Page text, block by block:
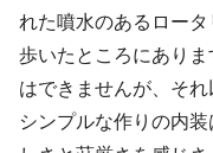
れた噴水のあるロー
歩いたところにあり
はできませんが、それ
シンプルな作りの内